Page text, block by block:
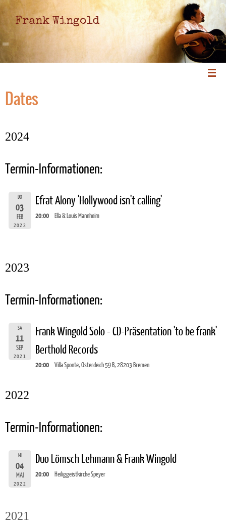
Frank Wingold
Dates
2024
Termin-Informationen:
DO
03
FEB
2022
Efrat Alony 'Hollywood isn't calling'
20:00 Ella & Louis Mannheim
2023
Termin-Informationen:
SA
11
SEP
2021
Frank Wingold Solo - CD-Präsentation 'to be frank'
Berthold Records
20:00 Villa Sponte, Osterdeich 59 B, 28203 Bremen
2022
Termin-Informationen:
MI
04
MAI
2022
Duo Lömsch Lehmann & Frank Wingold
20:00 Heiliggeistkirche Speyer
2021